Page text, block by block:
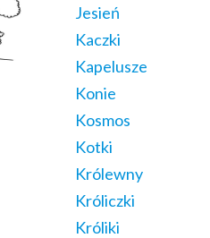
Jesień
Kaczki
Kapelusze
Konie
Kosmos
Kotki
Królewny
Króliczki
Króliki